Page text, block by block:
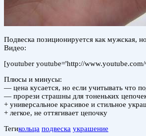
Подвеска позиционируется как мужская,
Видео:
[youtuber youtube='http://
Плюсы и минусы:
— цена кусается, но если учитывать что
— прорези страшны для тоненьких
+ универсальное красивое и стильное
+ легкое, не оттягивает цепочку
Тегикольца подвеска украшение